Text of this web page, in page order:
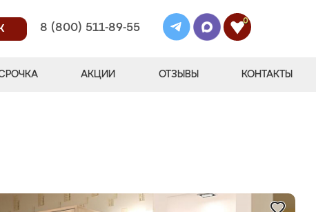
8 (800) 511-89-55
0
АКЦИИ ОТЗЫВЫ КОНТАКТЫ